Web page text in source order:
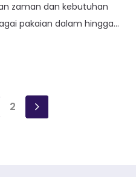
zaman dan kebutuhan
pakaian dalam hingga
bahan kaos, seperti
perjalanan kaos melalui
2